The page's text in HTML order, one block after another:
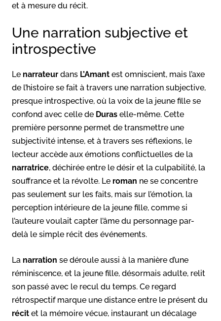
et à mesure du récit.
Une narration subjective et
introspective
Le narrateur dans L’Amant est omniscient, mais l’axe
de l’histoire se fait à travers une narration subjective,
presque introspective, où la voix de la jeune fille se
confond avec celle de Duras elle-même. Cette
première personne permet de transmettre une
subjectivité intense, et à travers ses réflexions, le
lecteur accède aux émotions conflictuelles de la
narratrice, déchirée entre le désir et la culpabilité, la
souffrance et la révolte. Le roman ne se concentre
pas seulement sur les faits, mais sur l’émotion, la
perception intérieure de la jeune fille, comme si
l’auteure voulait capter l’âme du personnage par-
delà le simple récit des événements.
La narration se déroule aussi à la manière d’une
réminiscence, et la jeune fille, désormais adulte, relit
son passé avec le recul du temps. Ce regard
rétrospectif marque une distance entre le présent du
récit et la mémoire vécue, instaurant un décalage